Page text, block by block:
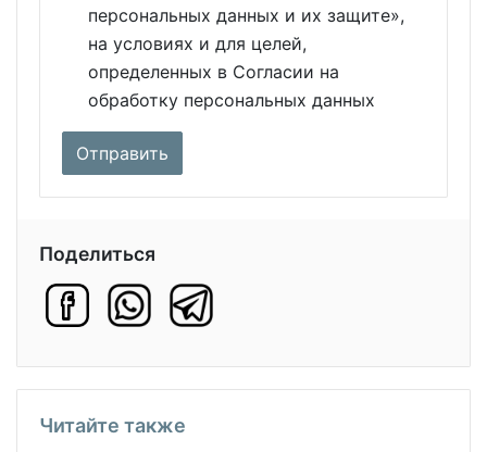
персональных данных и их защите»,
на условиях и для целей,
определенных в Согласии на
обработку персональных данных
Поделиться
Читайте также